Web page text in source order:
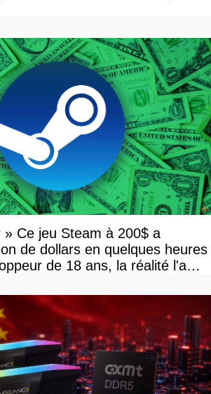
» Ce jeu Steam à 200$ a
de dollars en quelques heures
de 18 ans, la réalité l'a